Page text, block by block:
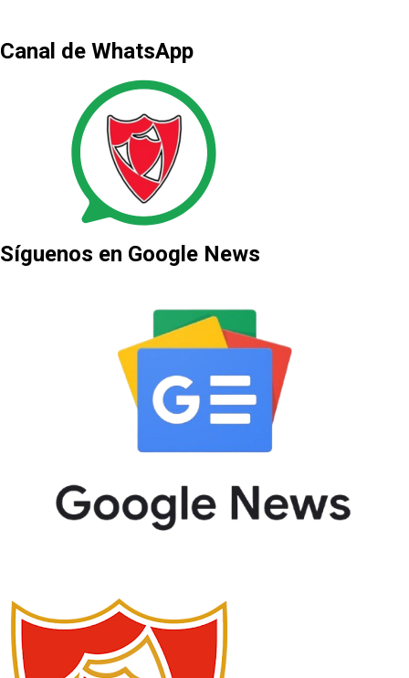
Canal de WhatsApp
Síguenos en Google News